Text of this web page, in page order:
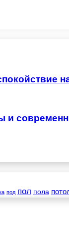
и
под пол пола